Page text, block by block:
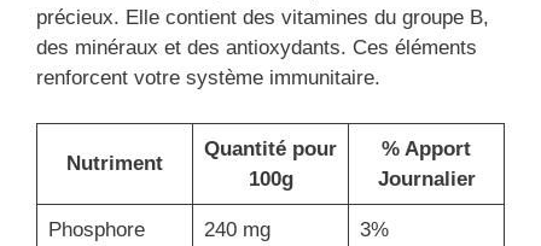
précieux. Elle contient des vitamines du groupe B,
des minéraux et des antioxydants. Ces éléments
renforcent votre système immunitaire.
Nutriment
Quantité pour
100g
% Apport
Journalier
Phosphore 240 mg 3%